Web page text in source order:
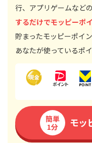
行、アプリゲームなど
するだけでモッピーポ
貯まったモッピーポイ
あなたが使っているポ
簡単
1分
モッ